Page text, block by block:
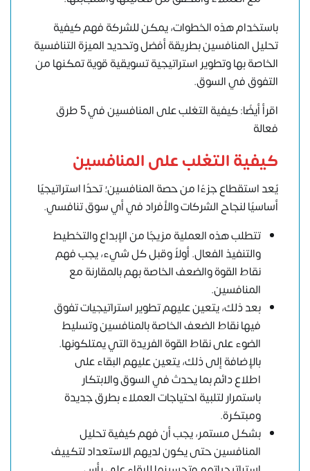
باستخدام هذه الخطوات، يمكن للشركة فهم كيفية
تحليل المنافسين بطريقة أفضل وتحديد الميزة التنافسية
الخاصة بها وتطوير استراتيجية تسويقية قوية تمكنها من
التفوق في السوق.
اقرأ أيضًا: كيفية التغلب على المنافسين في 5 طرق
فعالة
كيفية التغلب على المنافسين
يُعد استقطاع جزءًا من حصة المنافسين؛ تحدًا استراتيجيًا
أساسيًا لنجاح الشركات والأفراد في أي سوق تنافسي.
تتطلب هذه العملية مزيجًا من الإبداع والتخطيط
والتنفيذ الفعال. أولاً وقبل كل شيء، يجب فهم
نقاط القوة والضعف الخاصة بهم بالمقارنة مع
المنافسين.
بعد ذلك، يتعين عليهم تطوير استراتيجيات تفوق
فيها نقاط الضعف الخاصة بالمنافسين وتسليط
الضوء على نقاط القوة الفريدة التي يمتلكونها.
بالإضافة إلى ذلك، يتعين عليهم البقاء على
اطلاع دائم بما يحدث في السوق والابتكار
باستمرار لتلبية احتياجات العملاء بطرق جديدة
ومبتكرة.
بشكل مستمر، يجب أن فهم كيفية تحليل
المنافسين حتى يكون لديهم الاستعداد لتكييف